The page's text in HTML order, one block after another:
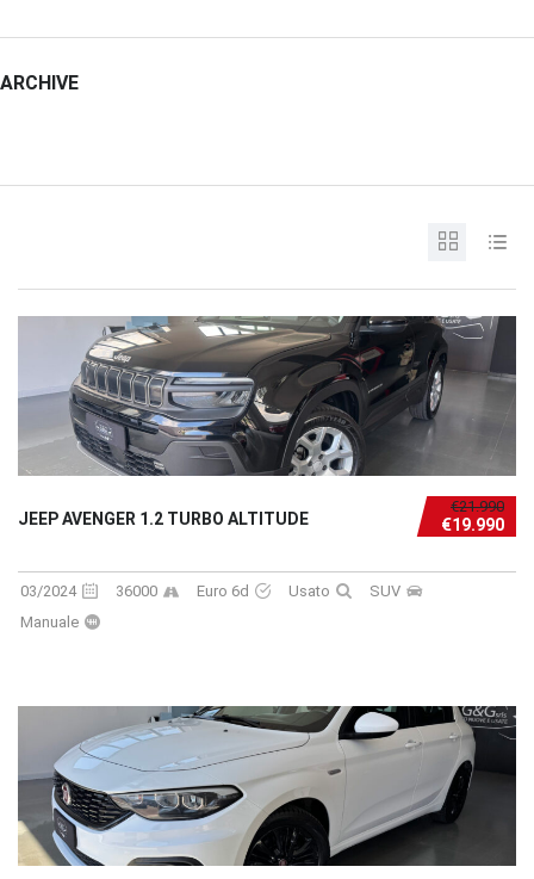
ARCHIVE
€21.990
€19.990
JEEP AVENGER 1.2 TURBO ALTITUDE
03/2024 36000 Euro 6d Usato
SUV
Manuale